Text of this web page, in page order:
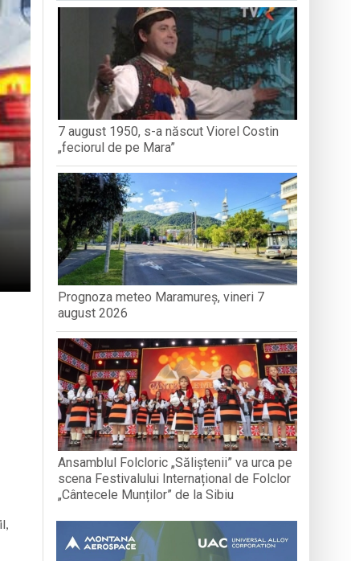
publice
7 august 1950, s-a născut Viorel Costin
„feciorul de pe Mara”
Prognoza meteo Maramureș, vineri 7
august 2026
Ansamblul Folcloric „Săliștenii” va urca pe
scena Festivalului Internațional de Folclor
„Cântecele Munților” de la Sibiu